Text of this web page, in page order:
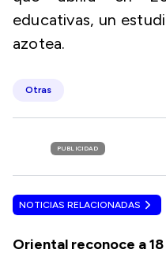
educativas, un
azotea.
Otras
PUBLICIDAD
NOTICIAS RELACIONADAS
Oriental reconoce a